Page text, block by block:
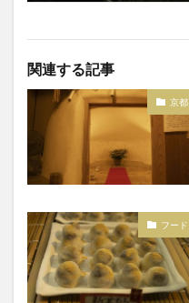
関連する記事
京都
フード